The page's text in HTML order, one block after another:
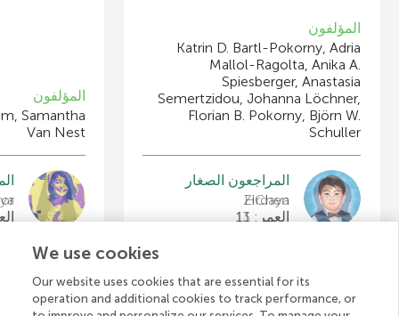
المؤلفون
Katrin D. Bartl-Pokorny, Adria
Mallol-Ragolta, Anika A.
Spiesberger, Anastasia
Semertzidou, Johanna Löchner,
Florian B. Pokorny, Björn W.
Schuller
المراجعون الصغار
ZiChen
العمر: 13
المؤلفون
Samantha
Van Nest
We use cookies
Our website uses cookies that are essential for its
operation and additional cookies to track performance, or